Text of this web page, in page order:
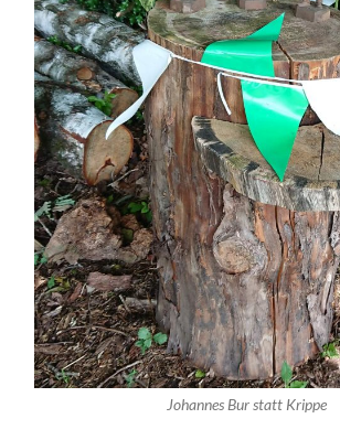
Johannes Bur statt Krippe